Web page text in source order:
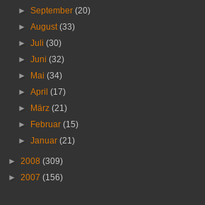
►September(20)
►August(33)
►Juli(30)
►Juni(32)
►
Mai(34)
►April(17)
►
März(21)
►
Februar(15)
►Januar(21)
► 2008 (309)
► 2007 (156)